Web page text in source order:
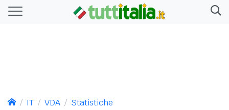
IT VDA Statistiche